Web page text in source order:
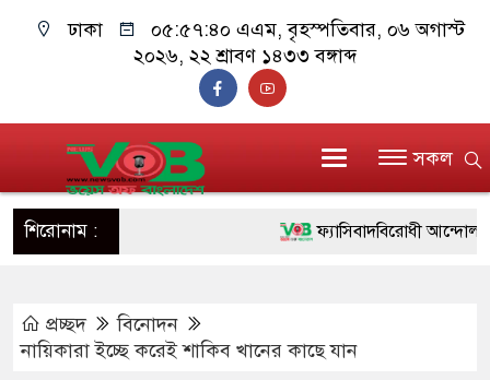
ঢাকা ০৫:৫৭:৪০ এএম, বৃহস্পতিবার, ০৬ অগাস্ট
২০২৬, ২২ শ্রাবণ ১৪৩৩ বঙ্গাব্দ
সকল
শিরোনাম : ফ্যাসিবাদবিরোধী আন্দোলনে
প্রচ্ছদ
বিনোদন
নায়িকারা ইচ্ছে করেই শাকিব খানের কাছে যান